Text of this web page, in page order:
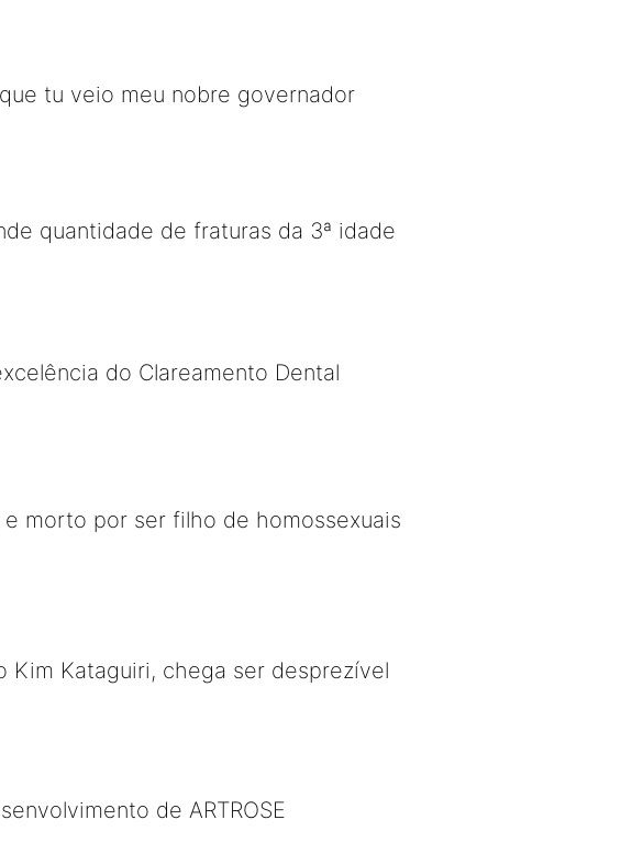
tu veio meu nobre governador
quantidade de fraturas da 3ª idade
do Clareamento Dental
morto por ser filho de homossexuais
Kim Kataguiri, chega ser desprezível
de ARTROSE